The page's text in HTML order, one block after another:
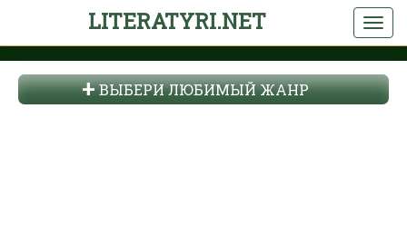
LITERATYRI.NET
ВЫБЕРИ ЛЮБИМЫЙ ЖАНР